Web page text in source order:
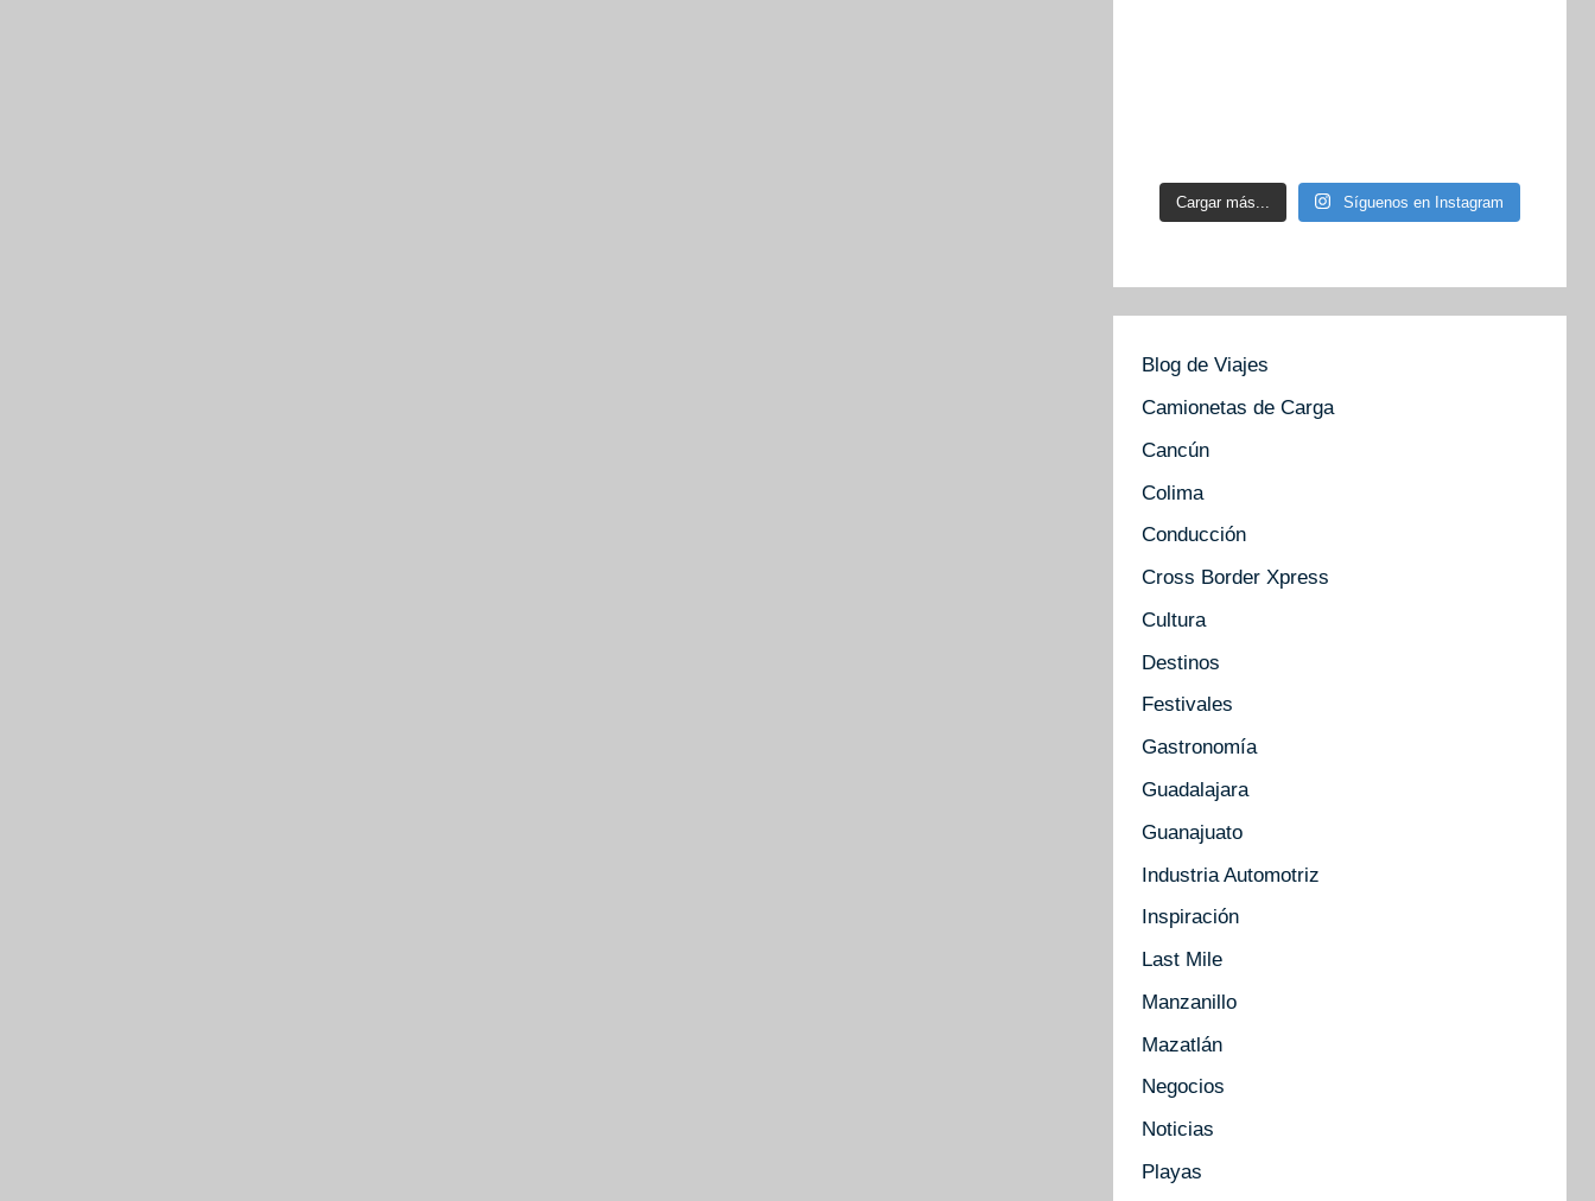
Cargar más... Síguenos en Instagram
Blog de Viajes
Camionetas de Carga
Cancún
Colima
Conducción
Cross Border Xpress
Cultura
Destinos
Festivales
Gastronomía
Guadalajara
Guanajuato
Industria Automotriz
Inspiración
Last Mile
Manzanillo
Mazatlán
Negocios
Noticias
Playas